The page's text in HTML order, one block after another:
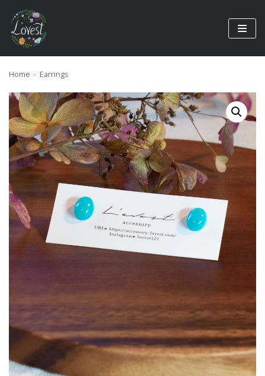
コ
ン
テ
ン
ツ
ス
キ
ッ
プ
Home » Earrings